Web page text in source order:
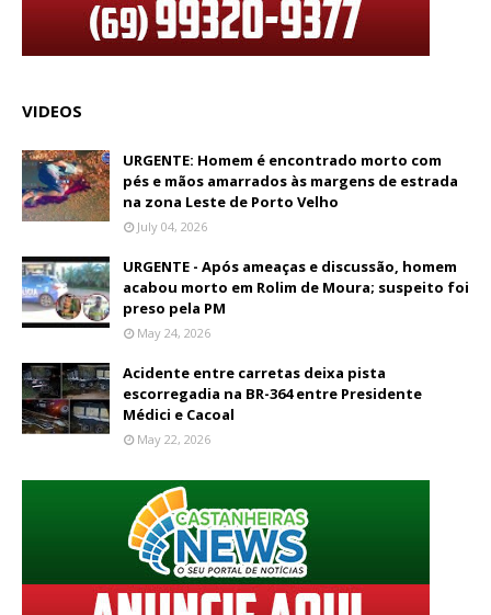
VIDEOS
URGENTE: Homem é encontrado morto com
pés e mãos amarrados às margens de estrada
na zona Leste de Porto Velho
July 04, 2026
URGENTE - Após ameaças e discussão, homem
acabou morto em Rolim de Moura; suspeito foi
preso pela PM
May 24, 2026
Acidente entre carretas deixa pista
escorregadia na BR-364 entre Presidente
Médici e Cacoal
May 22, 2026